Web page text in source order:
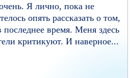
Я лично, пока не
опять рассказать о том,
время. Меня здесь
критикуют. И наверное...